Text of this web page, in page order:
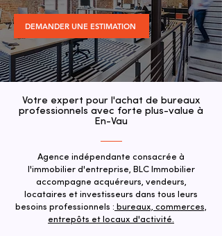
DEMANDER UNE ESTIMATION
Votre expert pour l'achat de bureaux
professionnels avec forte plus-value à
En-Vau
Agence indépendante consacrée à
l'immobilier d'entreprise, BLC Immobilier
accompagne acquéreurs, vendeurs,
locataires et investisseurs dans tous leurs
besoins professionnels : bureaux, commerces,
entrepôts et locaux d'activité.